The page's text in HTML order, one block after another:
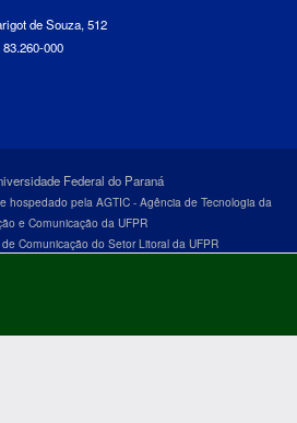
de Souza, 512
000
Federal do Paraná
hospedado pela AGTIC - Agência de Tecnologia da
e Comunicação da UFPR
Comunicação do Setor Litoral da UFPR